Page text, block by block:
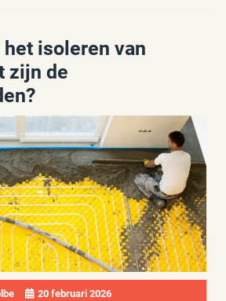
isoleren van
zijn de
20 februari 2026